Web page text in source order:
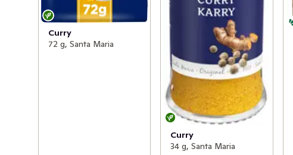
Curry
72 g, Santa Maria
Curry
34 g, Santa Maria